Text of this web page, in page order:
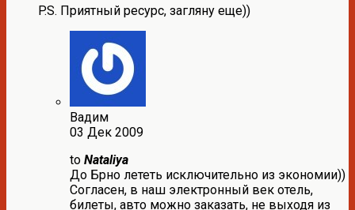
P.S. Приятный ресурс, загляну еще))
Вадим
03 Дек 2009
to Nataliya
До Брно лететь исключительно из экономии))
Согласен, в наш электронный век отель,
билеты, авто можно заказать, не выходя из